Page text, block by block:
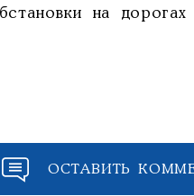
на
ОСТАВИТЬ